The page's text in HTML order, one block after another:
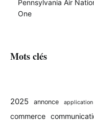
Pennsylvania Air
One
Mots clés
2025 annonce application
commerce